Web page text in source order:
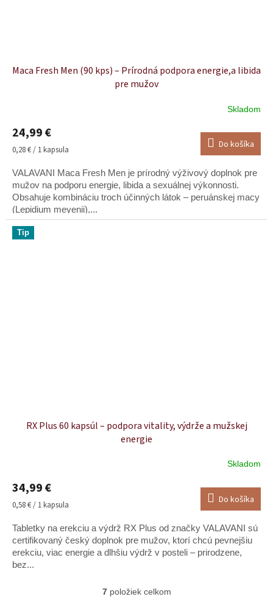
Maca Fresh Men (90 kps) – Prírodná podpora energie,a libida
pre mužov
produktu
je
4,9
z
hviezdičiek.
Skladom
24,99 €
Jednotková
0,28 € / 1 kapsula Do košíka
VALAVANI Maca Fresh Men je prírodný výživový doplnok pre
mužov na podporu energie, libida a sexuálnej výkonnosti.
Obsahuje kombináciu troch účinných látok – peruánskej macy
(Lepidium meyenii),...
Tip
RX Plus 60 kapsúl – podpora vitality, výdrže a mužskej
energie
produktu
je
5,0
z
hviezdičiek.
Skladom
34,99 €
Jednotková
0,58 € / 1 kapsula Do košíka
Tabletky na erekciu a výdrž RX Plus od značky VALAVANI sú
certifikovaný český doplnok pre mužov, ktorí chcú pevnejšiu
erekciu, viac energie a dlhšiu výdrž v posteli – prirodzene,
bez...
O
7položiek celkom